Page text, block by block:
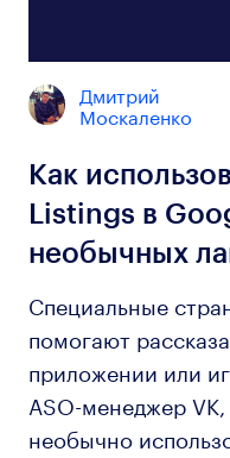
Дмитрий
Москаленко
Как
Listings в
необычных
Специальные
помогают
приложении или
ASO-менеджер VK,
необычно